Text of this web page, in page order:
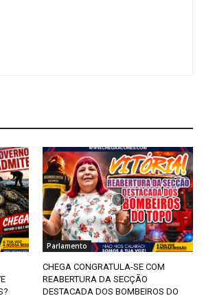
Parlamento
CHEGA CONGRATULA-SE COM
REABERTURA DA SECÇÃO
DESTACADA DOS BOMBEIROS DO